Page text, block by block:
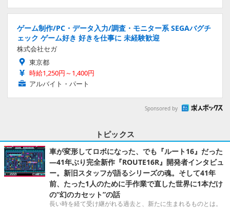
ゲーム制作/PC・データ入力/調査・モニター系 SEGAバグチ
ェック ゲーム好き 好きを仕事に 未経験歓迎
株式会社セガ
東京都
時給1,250円～1,400円
アルバイト・パート
Sponsored by
トピックス
車が変形してロボになった、でも『ルート16』だった
―41年ぶり完全新作『ROUTE16R』開発者インタビュ
ー。新旧スタッフが語るシリーズの魂。そして41年
前、たった1人のために手作業で直した世界に1本だけ
の“幻のカセット”の話
長い時を経て受け継がれる過去と、新たに生まれるものとは。